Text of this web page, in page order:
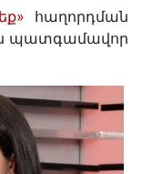
հաղորդման
պատգամավոր